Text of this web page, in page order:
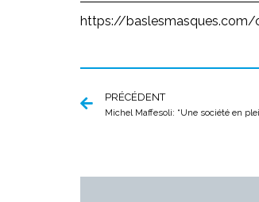
https://baslesmasques.com/
PRÉCÉDENT
Michel Maffesoli: “Une société en